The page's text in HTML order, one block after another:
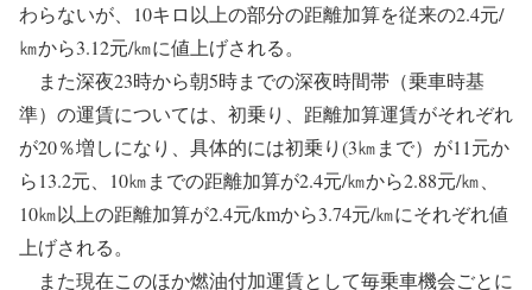
わらないが、10キロ以上の部分の距離加算を従来の2.4元/
㎞から3.12元/㎞に値上げされる。
また深夜23時から朝5時までの深夜時間帯（乗車時基
準）の運賃については、初乗り、距離加算運賃がそれぞれ
が20％増しになり、具体的には初乗り(3㎞まで）が11元か
ら13.2元、10㎞までの距離加算が2.4元/㎞から2.88元/㎞、
10㎞以上の距離加算が2.4元/kmから3.74元/㎞にそれぞれ値
上げされる。
また現在このほか燃油付加運賃として毎乗車機会ごとに